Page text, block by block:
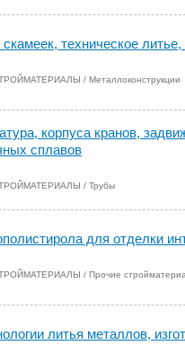
техническое
/ Металлоконструкции
корпуса кранов,
сплавов
/ Трубы
для отделки
/ Прочие
литья металлов,